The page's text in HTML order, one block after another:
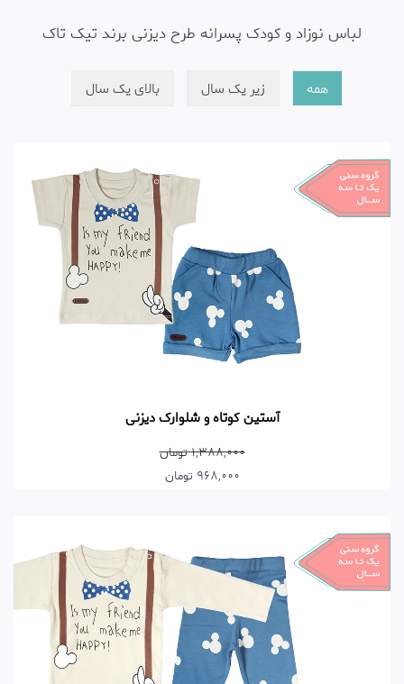
لباس نوزاد و کودک پسرانه طرح دیزنی برند تیک تاک
همه زیر یک سال بالای یک سال
آستین کوتاه و شلوارک دیزنی
1,388,000 تومان
968,000 تومان